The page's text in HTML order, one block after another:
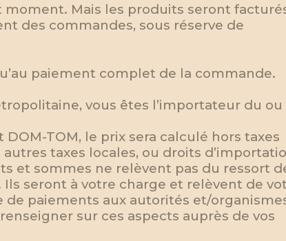
Mais les produits seront
des commandes, sous réserve de
paiement complet de la commande.
vous êtes l’importateur du ou
TOM, le prix sera calculé hors taxes
taxes locales, ou droits
et sommes ne relèvent pas du ressort
seront à votre charge et relèvent de
paiements aux autorités et/
sur ces aspects auprès de vos